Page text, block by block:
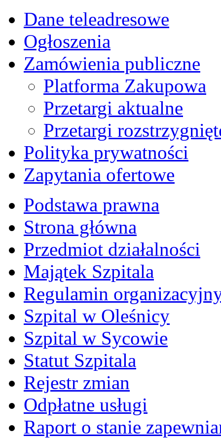
Dane teleadresowe
Ogłoszenia
Zamówienia publiczne
Platforma Zakupowa
Przetargi aktualne
Przetargi
Polityka prywatności
Zapytania ofertowe
Podstawa prawna
Strona główna
Przedmiot działalności
Majątek Szpitala
Regulamin
Szpital w Oleśnicy
Szpital w Sycowie
Statut Szpitala
Rejestr zmian
Odpłatne usługi
Raport o stanie